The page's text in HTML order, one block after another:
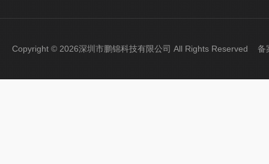
Copyright © 2026深圳市鹏锦科技有限公司 All Rights Reserved 备